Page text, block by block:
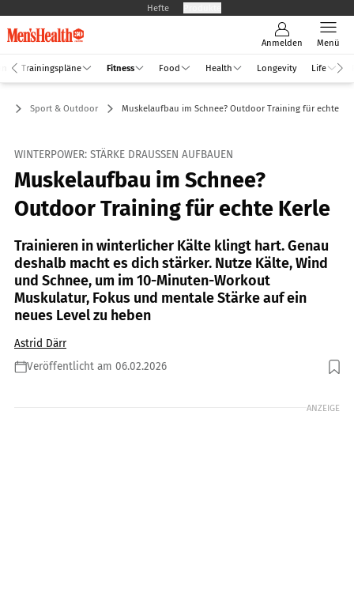
Hefte
Anmelden Menü
Trainingspläne Fitness Food Health Longevity Life
Sport & Outdoor Muskelaufbau im Schnee? Outdoor Training für echte
WINTERPOWER: STÄRKE DRAUSSEN AUFBAUEN
Muskelaufbau im Schnee?
Outdoor Training für echte Kerle
Trainieren in winterlicher Kälte klingt hart. Genau
deshalb macht es dich stärker. Nutze Kälte, Wind
und Schnee, um im 10-Minuten-Workout
Muskulatur, Fokus und mentale Stärke auf ein
neues Level zu heben
Astrid Därr
Veröffentlicht am 06.02.2026
Foto: gettyimages/milorad kravic
ANZEIGE